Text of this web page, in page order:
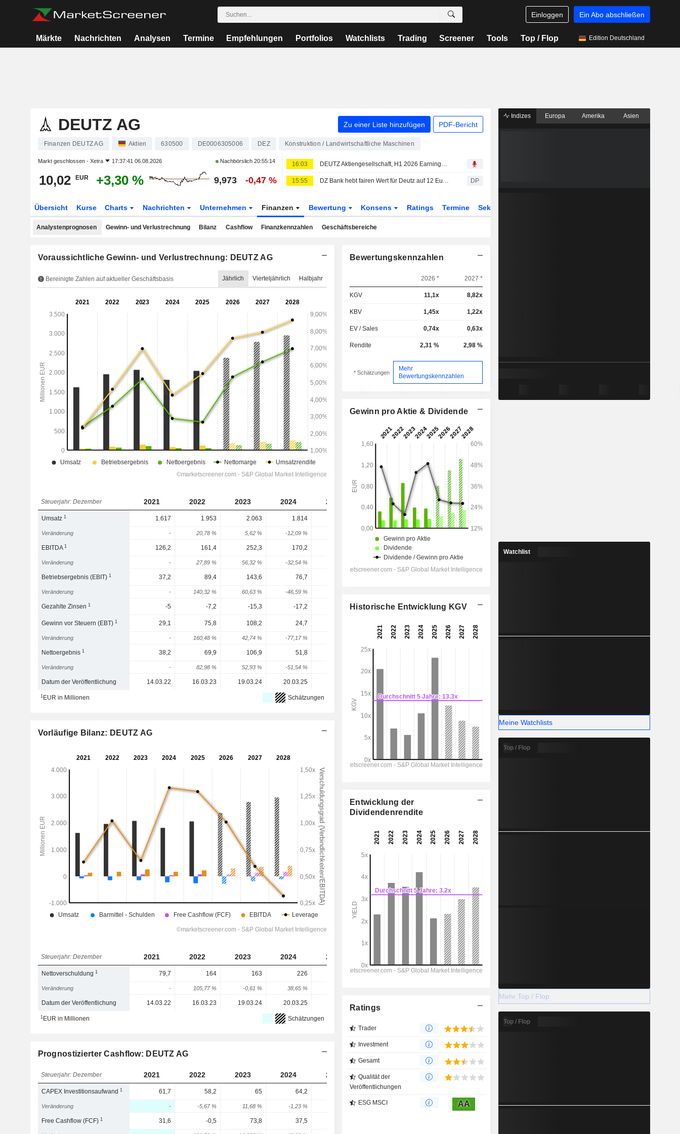
Einloggen Ein Abo abschließen
Märkte Nachrichten Analysen Termine Empfehlungen Portfolios Watchlists Trading Screener Tools Top / Flop Edition Deutschland
DEUTZ AG Zu einer Liste hinzufügen PDF-Bericht
Finanzen DEUTZ AG Aktien 630500 DE0006305006 DEZ Konstruktion / Landwirtschaftliche Maschinen
Markt geschlossen - Xetra 17:37:41 06.08.2026 Nachbörslich 20:55:14
10,02 EUR +3,30 % 9,973 -0,47 %
16:03 DEUTZ Aktiengesellschaft, H1 2026 Earnings Call, Aug 06, 2026
15:55 DZ Bank hebt fairen Wert für Deutz auf 12 Euro - 'Kaufen' DP
Übersicht Kurse Charts Nachrichten Unternehmen Finanzen Bewertung Konsens Ratings Termine Sektor
Analystenprognosen Gewinn- und Verlustrechnung Bilanz Cashflow Finanzkennzahlen Geschäftsbereiche
Voraussichtliche Gewinn- und Verlustrechnung: DEUTZ AG
Bereinigte Zahlen auf aktueller Geschäftsbasis Jährlich Vierteljährlich Halbjahr
Steuerjahr: Dezember 2021 2022 2023 2024 2025 2026 2027 2028
Umsatz1 1.617 1.953 2.063 1.814 2.410 2.664
Veränderung - 20,78 % 5,62 % -12,09 %
EBITDA1 126,2 161,4 252,3 170,2 289
Veränderung - 27,89 % 56,32 % -32,54 % 19,23 %
Betriebsergebnis (EBIT)1 37,2 89,4 143,6 76,7
Veränderung - 140,32 % 60,63 % -46,59 %
Gezahlte Zinsen1 -5 -7,2 -15,3 -17,2 -19,2 -21,04 -20,48 -18,08
Gewinn vor Steuern (EBT)1 29,1 75,8 108,2 24,7 145,2 224,5 243,2
Veränderung - 160,48 % 42,74 % -77,17 % 165,45 % 54,6 % 8,36 %
Nettoergebnis1 38,2 69,9 106,9 51,8 134,6 171,7
Veränderung - 82,98 % 52,93 % -51,54 % 148,84 % 27,52 % 19,44 %
Datum der Veröffentlichung 14.03.22 16.03.23 19.03.24 20.03.25
1EUR in Millionen Schätzungen
Vorläufige Bilanz: DEUTZ AG
Steuerjahr: Dezember 2021 2022 2023 2024 2025 2026 2027 2028
Nettoverschuldung1 79,7 164 163 226 269 291 204 119
Veränderung - 105,77 % -0,61 % 38,65 %
Datum der Veröffentlichung 14.03.22 16.03.23 19.03.24 20.03.25 26.03.26
1EUR in Millionen Schätzungen
Prognostizierter Cashflow: DEUTZ AG
Steuerjahr: Dezember 2021 2022 2023 2024 2025 2026 2027 2028
CAPEX Investitionsaufwand1 61,7 58,2 65 64,2 96,4
Veränderung - -5,67 % 11,68 % -1,23 % 27,88 % 17,42 % 6,25 %
Free Cashflow (FCF)1 31,6 -0,5 73,8 37,5
Bewertungskennzahlen
2026 * 2027 *
KGV 11,1x 8,82x
KBV 1,45x 1,22x
EV / Sales 0,74x 0,63x
Rendite 2,31 % 2,98 %
* Schätzungen
Mehr
Bewertungskennzahlen
Gewinn pro Aktie & Dividende
Historische Entwicklung KGV
Entwicklung der
Dividendenrendite
Ratings
Trader
Investment
Gesamt
Qualität der
Veröffentlichungen
ESG MSCI AA
Indizes Europa Amerika Asien
Watchlist
Meine Watchlists
Top / Flop
Mehr Top / Flop
Top / Flop